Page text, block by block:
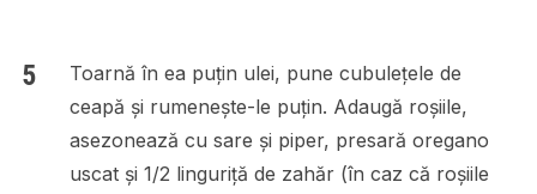
Toarnă în ea puțin ulei, pune cubulețele de
ceapă și rumenește-le puțin. Adaugă roșiile,
asezonează cu sare și piper, presară oregano
uscat și 1/2 linguriță de zahăr (în caz că roșiile